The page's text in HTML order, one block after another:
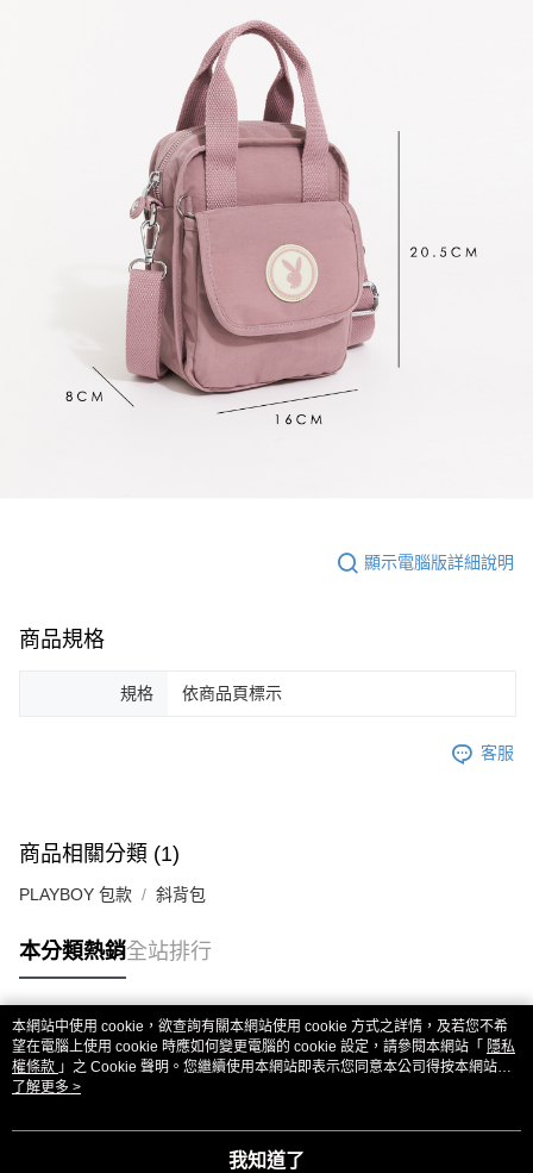
顯示電腦版詳細說明
商品規格
規格 依商品頁標示
客服
商品相關分類 (1)
PLAYBOY 包款 斜背包
本分類熱銷全站排行
熱門標籤
本網站中使用 cookie，欲查詢有關本網站使用 cookie 方式之詳情，及若您不希
望在電腦上使用 cookie 時應如何變更電腦的 cookie 設定，請參閱本網站「 隱私
權條款 」之 Cookie 聲明。您繼續使用本網站即表示您同意本公司得按本網站使
用條款之 Cookie 聲明使用 cookie。
了解更多 >
我知道了